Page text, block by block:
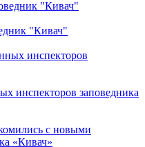
"Кивач"
инспекторов заповедника